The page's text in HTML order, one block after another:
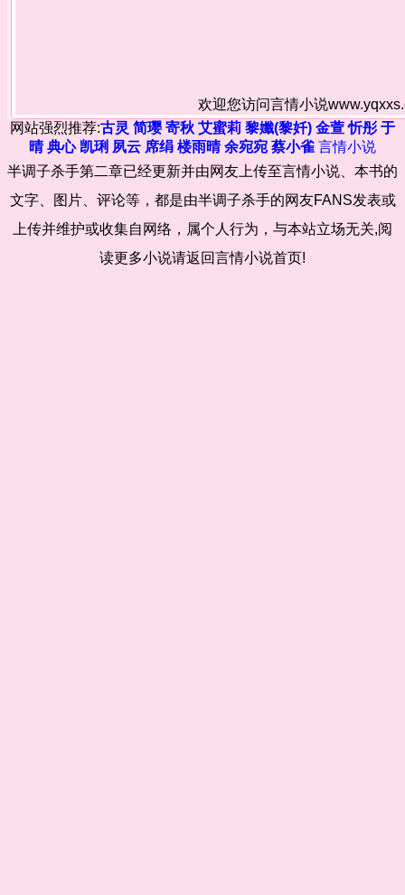
欢迎您访问言情小说
网站强烈推荐:古灵 简璎 寄秋 艾蜜莉 黎孅(黎奷) 金萱 忻彤 于
晴 典心 凯琍 夙云 席绢 楼雨晴 余宛宛 蔡小雀 言情小说
半调子杀手第二章已经更新并由网友上传至言情小说、本书的
文字、图片、评论等，都是由半调子杀手的网友FANS发表或
上传并维护或收集自网络，属个人行为，与本站立场无关,阅
读更多小说请返回言情小说首页!